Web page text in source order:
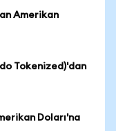
Amerikan
Tokenized)'dan
Doları'na